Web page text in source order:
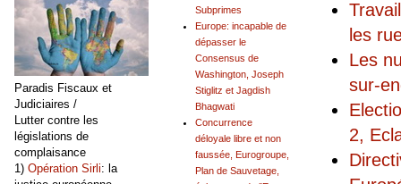
les
Les
sur-
2,
Subprimes
Europe: incapable de
dépasser le
Consensus de
Washington, Joseph
Stiglitz et Jagdish
Bhagwati
Concurrence
déloyale libre et non
faussée, Eurogroupe,
Plan de Sauvetage,
Paradis Fiscaux et
Judiciaires /
Lutter contre les
législations de
complaisance
1) Opération Sirli: la